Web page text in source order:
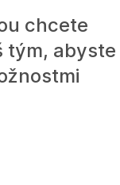
chcete
tým, abyste